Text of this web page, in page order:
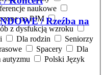
/ Rzeźba na
naukowe
na PJM
z dysfukcją wzroku
Dla rodzin
Seniorzy
Spacery
autyzmu